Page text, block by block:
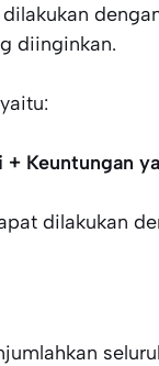
diinginkan.
Keuntungan
dilakukan